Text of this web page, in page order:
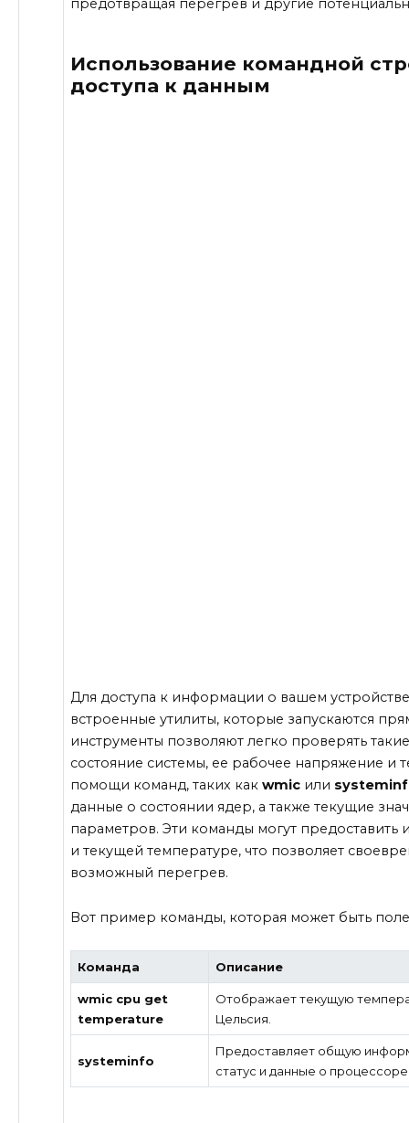
предотвращая перегрев и другие
Использование командной
доступа к данным
Для доступа к информации о вашем
встроенные утилиты, которые запускаются
инструменты позволяют легко проверять
состояние системы, ее рабочее напряжение и
помощи команд, таких какwmic или
данные о состоянии ядер, а также текущие
параметров. Эти команды могут
и текущей температуре, что позволяет
возможный перегрев.
Вот пример команды, которая может быть
Команда Описание
wmic cpu get
temperature
Отображает текущую
Цельсия.
systeminfo
Предоставляет общую
статус и данные о